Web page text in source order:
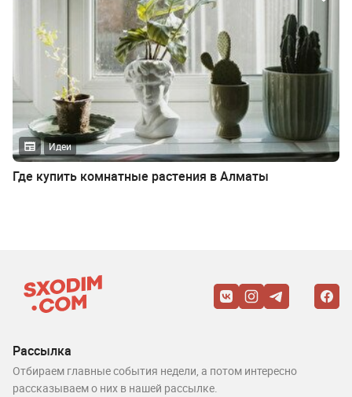
Идеи
Где купить комнатные растения в Алматы
Рассылка
Отбираем главные события недели, а потом интересно
рассказываем о них в нашей рассылке.